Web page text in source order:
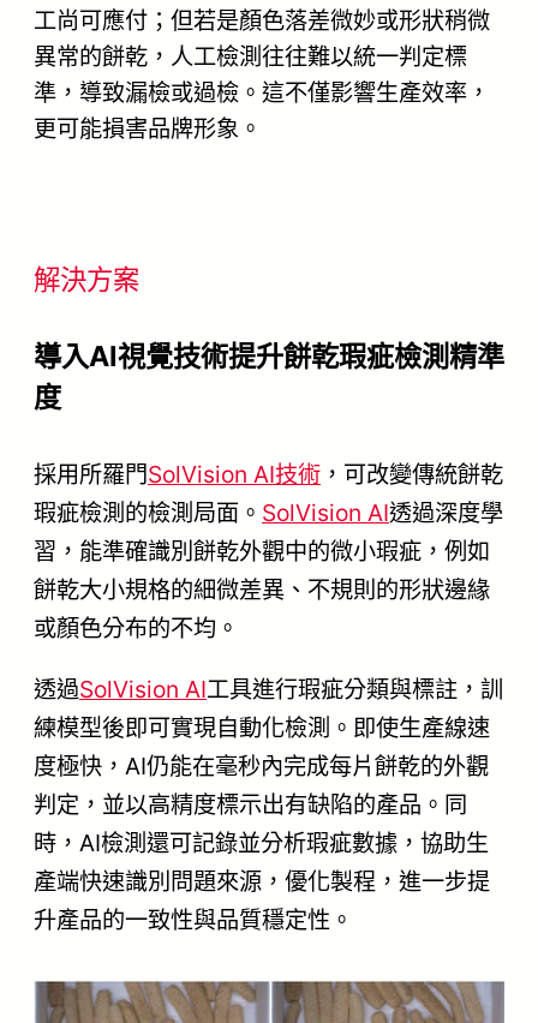
工尚可應付；但若是顏色落差微妙或形狀稍微
異常的餅乾，人工檢測往往難以統一判定標
準，導致漏檢或過檢。這不僅影響生產效率，
更可能損害品牌形象。
解決方案
導入AI視覺技術提升餅乾瑕疵檢測精準
度
採用所羅門SolVision AI技術 ，可改變傳統餅乾
瑕疵檢測的檢測局面。 SolVision AI透過深度學
習，能準確識別餅乾外觀中的微小瑕疵，例如
餅乾大小規格的細微差異、不規則的形狀邊緣
或顏色分布的不均。
透過SolVision AI工具進行瑕疵分類與標註，訓
練模型後即可實現自動化檢測。即使生產線速
度極快，AI仍能在毫秒內完成每片餅乾的外觀
判定，並以高精度標示出有缺陷的產品。同
時，AI檢測還可記錄並分析瑕疵數據，協助生
產端快速識別問題來源，優化製程，進一步提
升產品的一致性與品質穩定性。